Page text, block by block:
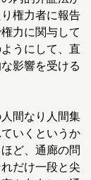
権力者に報告
力に関与して
うにして、直
影響を受ける
間なり人間集
いくというか
ど、通廊の問
だけ一段と尖